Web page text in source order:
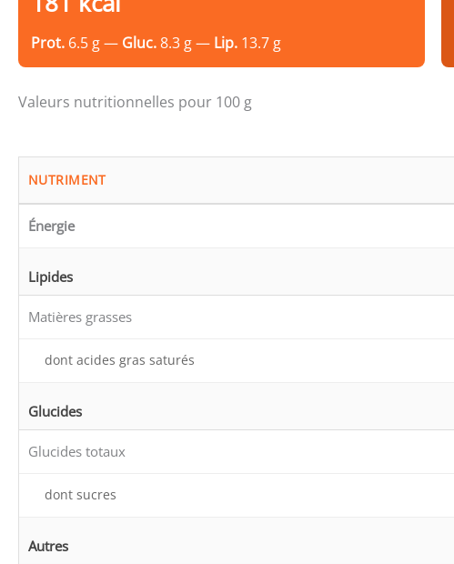
Prot. 6.5 g — Gluc.8.3 g — Lip. 13.7 g
Valeurs nutritionnelles pour 100 g
NUTRIMENT
Énergie
Lipides
Matières grasses
dont acides gras saturés
Glucides
Glucides totaux
dont sucres
Autres